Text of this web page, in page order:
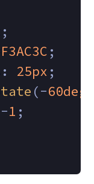
;
;
: 25px ;
(-60deg
1 ;